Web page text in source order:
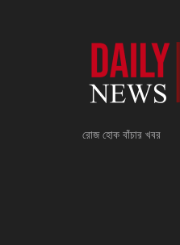
রোজ হোক বাঁচার খবর